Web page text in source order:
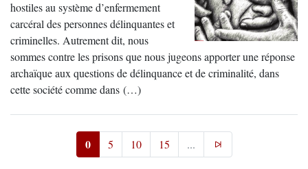
hostiles au système d’enfermement
carcéral des personnes délinquantes et
criminelles. Autrement dit, nous
sommes contre les prisons que nous jugeons apporter une réponse
archaïque aux questions de délinquance et de criminalité, dans
cette société comme dans (…)
0 5 10 15 ...